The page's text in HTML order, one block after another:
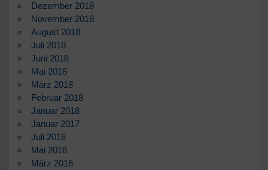
Dezember 2018
November 2018
August 2018
Juli 2018
Juni 2018
Mai 2018
März 2018
Februar 2018
Januar 2018
Januar 2017
Juli 2016
Mai 2016
März 2016